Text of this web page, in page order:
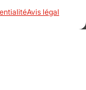
Avis légal